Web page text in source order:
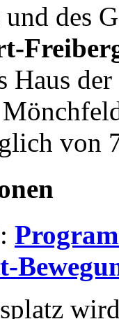
des
Haus
von